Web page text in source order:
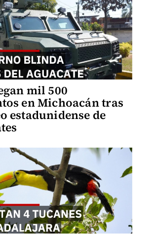
mil 500
en Michoacán tras
estadunidense de